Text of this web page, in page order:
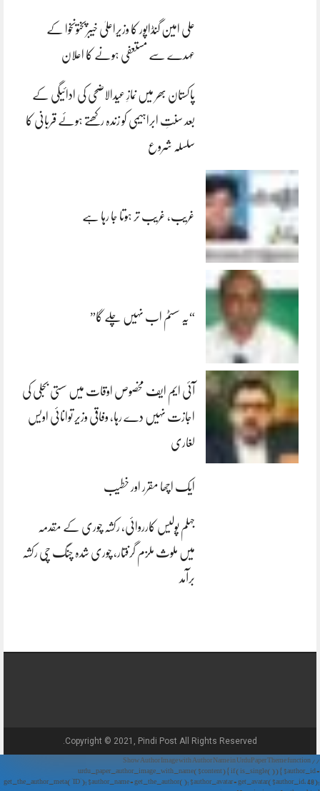
علی امین گنڈاپور کا وزیراعلیٰ خیبرپختونخوا کے
عہدے سے مستعفی ہونے کا اعلان
پاکستان بھر میں نمازِ عیدالاضحی کی ادائیگی کے
بعد سنتِ ابراہیمی کو زندہ رکھتے ہوئے قربانی کا
سلسلہ شروع
غریب، غریب تر ہوتا جا رہا ہے
“یہ سسٹم اب نہیں چلے گا”
آئی ایم ایف مخصوص اوقات میں سستی بجلی کی
اجازت نہیں دے رہا، وفاقی وزیر توانائی اویس
لغاری
ایک اچھا مقرر اور خطیب
جہلم پولیس کارروائی، رکشہ چوری کے مقدمہ
میں ملوث ملزم گرفتار، چوری شدہ چنگ چی رکشہ
برآمد
Copyright © 2021, Pindi Post All Rights Reserved.
// Show Author Image with Author Name in UrduPaper Theme function
urdu_paper_author_image_with_name($content) { if (is_single()) { $author_id =
get_the_author_meta('ID'); $author_name = get_the_author(); $author_avatar = get_avatar($author_id, 48);